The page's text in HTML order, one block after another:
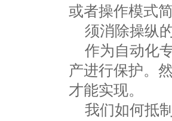
或者操作模式
须消除操纵
作为自动化
产进行保护。
才能实现。
我们如何抵